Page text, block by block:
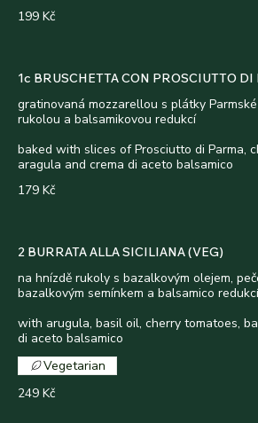
199 Kč
1c BRUSCHETTA CON PROSCIUTTO DI
gratinovaná mozzarellou s plátky
rukolou a balsamikovou redukcí
baked with slices of Prosciutto di Parma,
aragula and crema di aceto balsamico
179 Kč
2 BURRATA ALLA SICILIANA (VEG)
na hnízdě rukoly s bazalkovým olejem,
bazalkovým semínkem a balsamico redukcí
with arugula, basil oil, cherry tomatoes,
di aceto balsamico
249 Kč
Vegetarian